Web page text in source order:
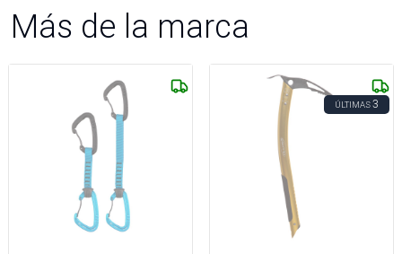
Más de la marca
ÚLTIMAS3